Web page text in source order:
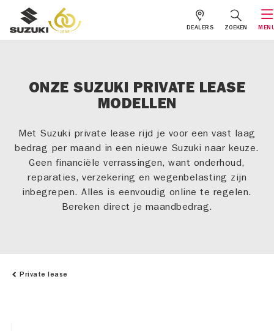
DEALERS ZOEKEN
ONZE SUZUKI PRIVATE LEASE
MODELLEN
Met Suzuki private lease rijd je voor een vast laag
bedrag per maand in een nieuwe Suzuki naar keuze.
Geen financiële verrassingen, want onderhoud,
reparaties, verzekering en wegenbelasting zijn
inbegrepen. Alles is eenvoudig online te regelen.
Bereken direct je maandbedrag.
Private lease